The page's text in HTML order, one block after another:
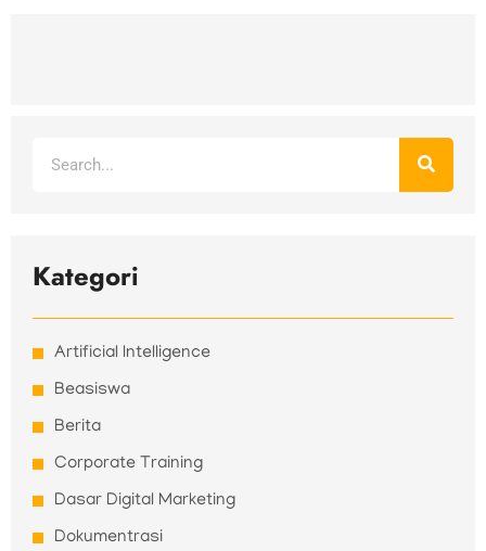
Kategori
Artificial Intelligence
Beasiswa
Berita
Corporate Training
Dasar Digital Marketing
Dokumentrasi